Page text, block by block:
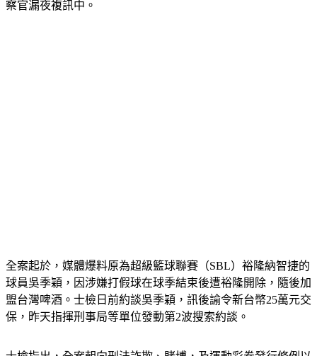
球員吳季穎，因涉嫌打假球在球季結束後遭裕隆開除，隨後加
盟台灣啤酒。士檢日前約談吳季穎，訊後諭令新台幣25萬元交
保，昨天指揮刑事局等單位發動第2波搜索約談。